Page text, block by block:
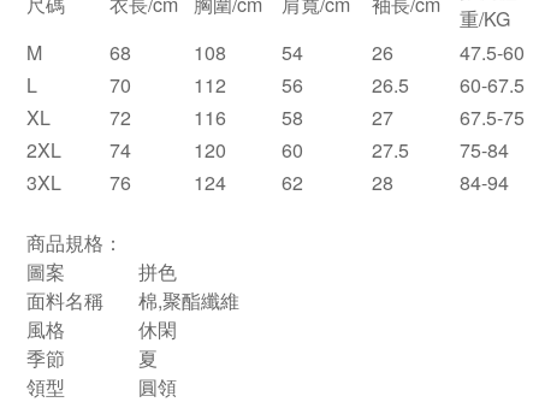
重/KG
M
68 108 54 26
47.5-60
L
70 112 56 26.5
60-67.5
XL
72 116 58 27
67.5-75
2XL
74 120 60 27.5
75-84
3XL
76 124 62 28 84-94
商品規格：
圖案
拼色
面料名稱
棉,聚酯纖維
風格
休閑
季節
夏
領型
圓領